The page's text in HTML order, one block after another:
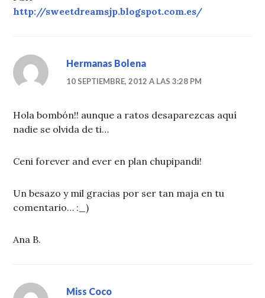
http://sweetdreamsjp.blogspot.com.es/
Hermanas Bolena
10 SEPTIEMBRE, 2012 A LAS 3:28 PM
Hola bombón!! aunque a ratos desaparezcas aquí
nadie se olvida de ti…
Ceni forever and ever en plan chupipandi!
Un besazo y mil gracias por ser tan maja en tu
comentario… :_)
Ana B.
Miss Coco